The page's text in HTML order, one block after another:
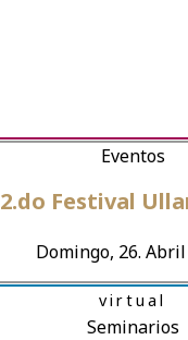
Domingo, 26.
2.do Festival
Eventos
Seminarios
virtual